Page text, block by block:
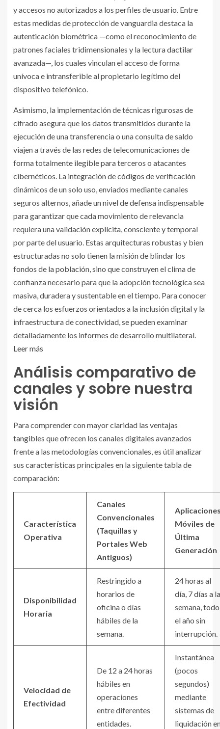
y accesos no autorizados a los perfiles de usuario. Entre
estas medidas de protección de vanguardia destaca la
autenticación biométrica —como el reconocimiento de
patrones faciales tridimensionales y la lectura dactilar
avanzada—, los cuales vinculan el acceso de forma
unívoca e intransferible al propietario legítimo del
dispositivo telefónico.
Asimismo, la implementación de técnicas rigurosas de
cifrado asegura que los datos transmitidos durante la
ejecución de una transferencia o una consulta de saldo
viajen a través de las redes de telecomunicaciones de
forma totalmente ilegible para terceros o atacantes
cibernéticos. La integración de códigos de verificación
dinámicos de un solo uso, enviados mediante canales
seguros alternos, añade un nivel de defensa indispensable
para garantizar que cada movimiento de relevancia
requiera una validación explícita, consciente y temporal
por parte del usuario. Estas arquitecturas robustas y bien
estructuradas no solo tienen la misión de blindar los
fondos de la población, sino que construyen el clima de
confianza necesario para que la adopción tecnológica sea
masiva, duradera y sustentable en el tiempo. Para conocer
de cerca los esfuerzos orientados a la inclusión digital y la
infraestructura de conectividad, se pueden examinar
detalladamente los informes de desarrollo multilateral.
Leer más
Análisis comparativo de
canales y sobre nuestra
visión
Para comprender con mayor claridad las ventajas
tangibles que ofrecen los canales digitales avanzados
frente a las metodologías convencionales, es útil analizar
sus características principales en la siguiente tabla de
comparación:
Característica
Operativa
Canales
Convencionales
(Taquillas y
Portales Web
Antiguos)
Móviles de
Última
Generación
Disponibilidad
Horaria
Restringido a
horarios de
oficina o días
hábiles de la
semana.
24 horas al
día, 7 días a la
semana, todo
el año sin
interrupción.
Velocidad de
Efectividad
De 12 a 24 horas
hábiles en
operaciones
entre diferentes
entidades.
Instantánea
(pocos
segundos)
mediante
sistemas de
liquidación